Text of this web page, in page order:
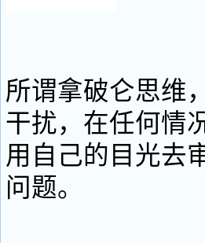
所谓拿破仑思维
干扰，在任何情
用自己的目光去
问题。